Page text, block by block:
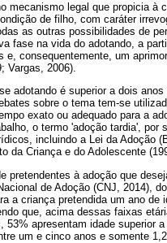
mecanismo legal que propicia à
de filho, com caráter
as outras possibilidades de
fase na vida do adotando, a
e, consequentemente, um
Vargas, 2006).
adotando é superior a dois
sobre o tema tem-se
exato ou adequado para a
o termo 'adoção tardia',
incluindo a Lei da Adoção
da Criança e do Adolescente
pretendentes à adoção que
de Adoção (CNJ, 2014),
a criança pretendida um ano
que, acima dessas faixas
53% apresentam idade superior
um e cinco anos e somente